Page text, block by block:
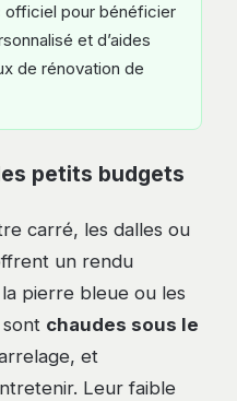
pour bénéficier
et d’aides
de rénovation de
petits budgets
carré, les dalles ou
un rendu
pierre bleue ou les
chaudes sous le
et
Leur faible